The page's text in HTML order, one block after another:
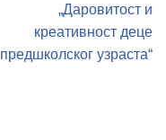
„Даровитост и
креативност деце
предшколског узраста“